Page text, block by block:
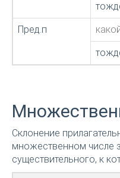
Пред.п
Склонение
множественном числе
существительного, к